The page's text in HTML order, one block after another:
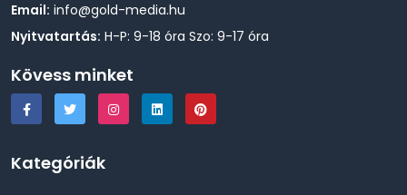
Email: info@gold-media.hu
Nyitvatartás: H-P: 9-18 óra Szo: 9-17 óra
Kövess minket
Kategóriák